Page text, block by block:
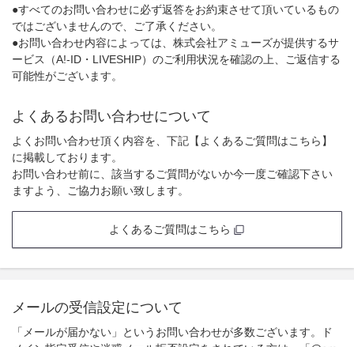
●すべてのお問い合わせに必ず返答をお約束させて頂いているもの
ではございませんので、ご了承ください。
●お問い合わせ内容によっては、株式会社アミューズが提供するサ
ービス（A!-ID・LIVESHIP）のご利用状況を確認の上、ご返信する
可能性がございます。
よくあるお問い合わせについて
よくお問い合わせ頂く内容を、下記【よくあるご質問はこちら】
に掲載しております。
お問い合わせ前に、該当するご質問がないか今一度ご確認下さい
ますよう、ご協力お願い致します。
よくあるご質問はこちら
メールの受信設定について
「メールが届かない」というお問い合わせが多数ございます。ド